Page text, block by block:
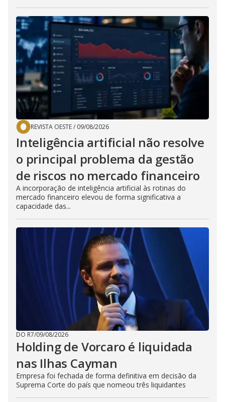
REVISTA OESTE/ 09/08/2026
Inteligência artificial não resolve
o principal problema da gestão
de riscos no mercado financeiro
A incorporação de inteligência artificial às rotinas do
mercado financeiro elevou de forma significativa a
capacidade das...
DO R7/09/08/2026
Holding de Vorcaro é liquidada
nas Ilhas Cayman
Empresa foi fechada de forma definitiva em decisão da
Suprema Corte do país que nomeou três liquidantes